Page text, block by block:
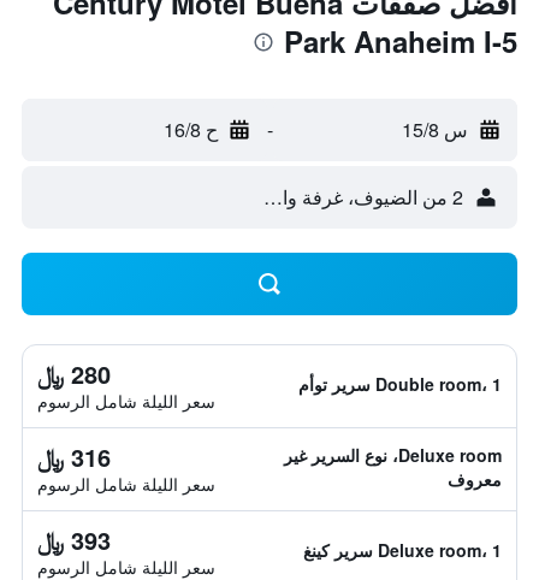
Park Anaheim I-5
س 15/8 - ح 16/8
2 من الضيوف، غرفة واحدة
Double room، 1 سرير توأم 280 ﷼
سعر الليلة شامل الرسوم
Deluxe room، نوع السرير غير
معروف
316 ﷼
سعر الليلة شامل الرسوم
Deluxe room، 1 سرير كينغ 393 ﷼
سعر الليلة شامل الرسوم